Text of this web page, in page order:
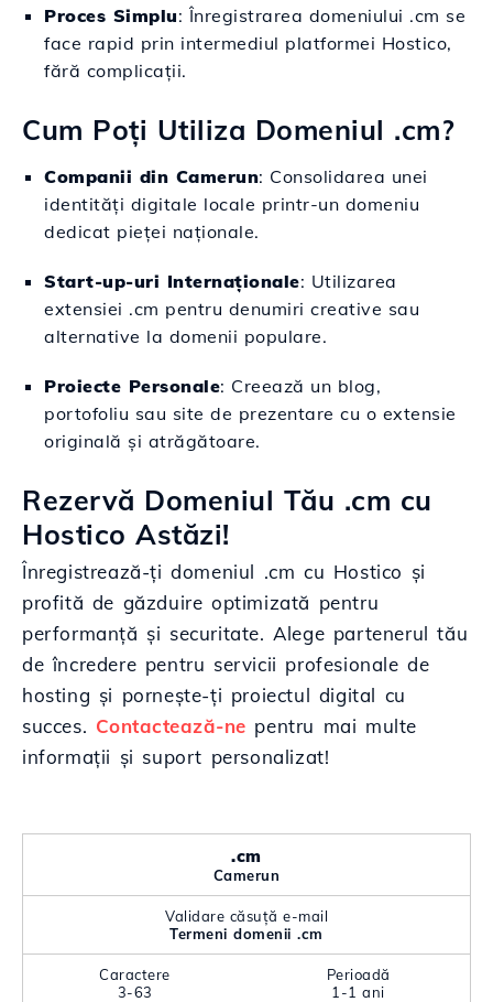
Proces Simplu: Înregistrarea domeniului .cm se
face rapid prin intermediul platformei Hostico,
fără complicații.
Cum Poți Utiliza Domeniul .cm?
Companii din Camerun: Consolidarea unei
identități digitale locale printr-un domeniu
dedicat pieței naționale.
Start-up-uri Internaționale: Utilizarea
extensiei .cm pentru denumiri creative sau
alternative la domenii populare.
Proiecte Personale: Creează un blog,
portofoliu sau site de prezentare cu o extensie
originală și atrăgătoare.
Rezervă Domeniul Tău .cm cu
Hostico Astăzi!
Înregistrează-ți domeniul .cm cu Hostico și
profită de găzduire optimizată pentru
performanță și securitate. Alege partenerul tău
de încredere pentru servicii profesionale de
hosting și pornește-ți proiectul digital cu
succes. Contactează-ne pentru mai multe
informații și suport personalizat!
.cm
Camerun
Validare căsuță e-mail
Termeni domenii .cm
Caractere
3-63
Perioadă
1-1 ani